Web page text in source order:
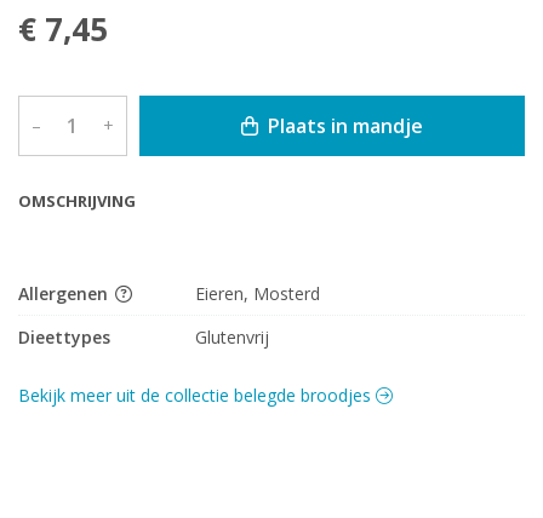
OMSCHRIJVING
€ 7,45
– + Plaats in mandje
Allergenen
Eieren, Mosterd
Dieettypes
Glutenvrij
Bekijk meer uit de collectie belegde broodjes